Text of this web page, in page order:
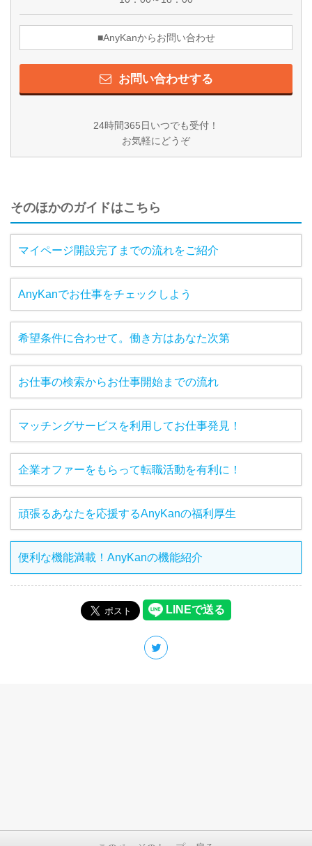
■AnyKanからお問い合わせ
お問い合わせする
24時間365日いつでも受付！
お気軽にどうぞ
そのほかのガイドはこちら
マイページ開設完了までの流れをご紹介
AnyKanでお仕事をチェックしよう
希望条件に合わせて。働き方はあなた次第
お仕事の検索からお仕事開始までの流れ
マッチングサービスを利用してお仕事発見！
企業オファーをもらって転職活動を有利に！
頑張るあなたを応援するAnyKanの福利厚生
便利な機能満載！AnyKanの機能紹介